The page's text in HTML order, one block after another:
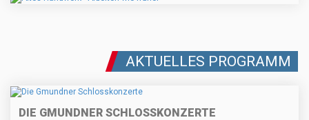
AKTUELLES PROGRAMM
DIE GMUNDNER SCHLOSSKONZERTE